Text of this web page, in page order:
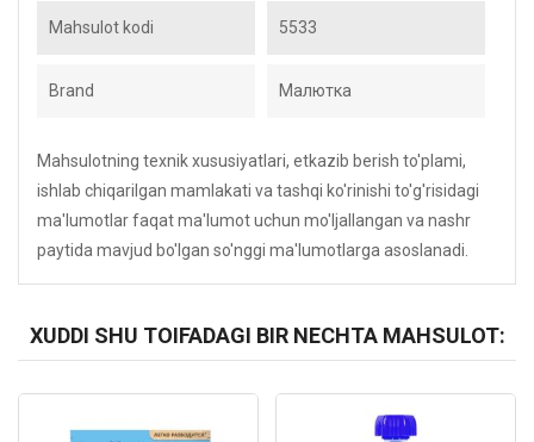
Mahsulot kodi 5533
Brand Малютка
Mahsulotning texnik xususiyatlari, etkazib berish to'plami,
ishlab chiqarilgan mamlakati va tashqi ko'rinishi to'g'risidagi
ma'lumotlar faqat ma'lumot uchun mo'ljallangan va nashr
paytida mavjud bo'lgan so'nggi ma'lumotlarga asoslanadi.
XUDDI SHU TOIFADAGI BIR NECHTA MAHSULOT: